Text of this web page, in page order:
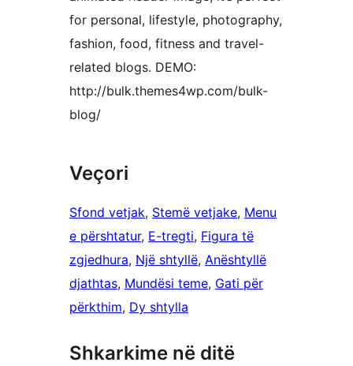
for personal, lifestyle, photography,
fashion, food, fitness and travel-
related blogs. DEMO:
http://bulk.themes4wp.com/bulk-
blog/
Veçori
Sfond vetjak, Stemë vetjake, Menu
e përshtatur, E-tregti, Figura të
zgjedhura, Një shtyllë, Anështyllë
djathtas, Mundësi teme, Gati për
përkthim, Dy shtylla
Shkarkime në ditë